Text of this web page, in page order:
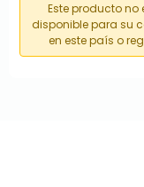
Este producto no
disponible para su
en este país o